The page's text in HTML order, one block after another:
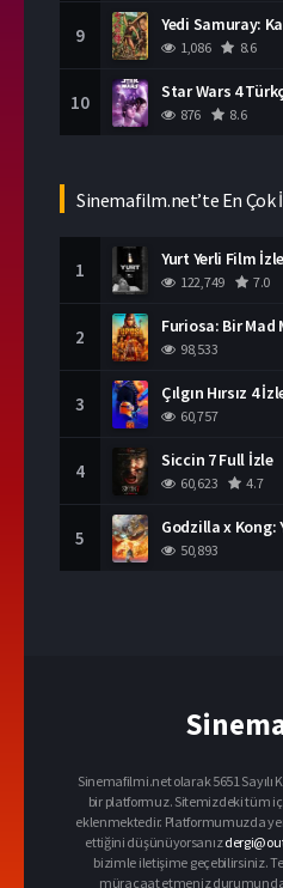
9
1,086 8.6
10 Star Wars 4
876 8.6
Sinemafilm.net’te En Çok
1 Yurt Yerli Film İzle
122,749 7.0
2 Furiosa: Bir Mad
98,533
3 Çılgın Hırsız 4
60,757
4 Siccin 7 Full İzle
60,623 4.7
5 Godzilla x
50,893
Sinemafilmi.net olarak 5651 Sayılı
bir platformuz. Sitemizdeki tüm
eklenmektedir. Platformumuzda
ettiğini düşünüyorsanız
bizimle iletişime geçebilirsiniz.
müracaat etmeniz durumunda